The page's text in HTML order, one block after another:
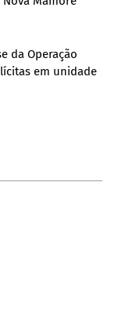
da Operação
em unidade